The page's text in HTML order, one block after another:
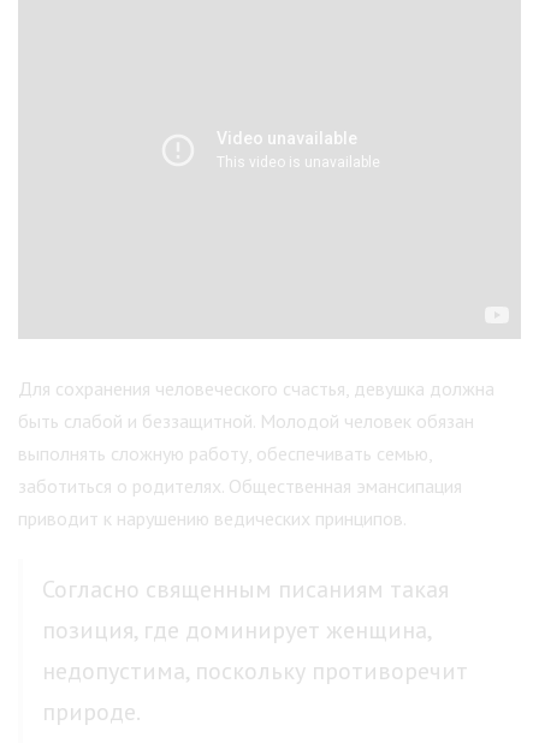
Для сохранения человеческого счастья, девушка должна
быть слабой и беззащитной. Молодой человек обязан
выполнять сложную работу, обеспечивать семью,
заботиться о родителях. Общественная эмансипация
приводит к нарушению ведических принципов.
Согласно священным писаниям такая
позиция, где доминирует женщина,
недопустима, поскольку противоречит
природе.